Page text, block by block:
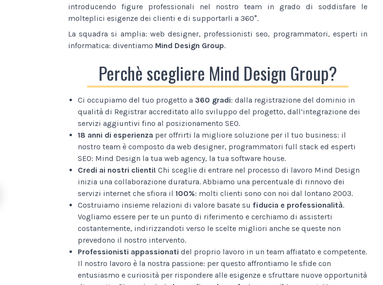
introducendo figure professionali nel nostro team in grado di soddisfare le
molteplici esigenze dei clienti e di supportarli a 360°.
La squadra si amplia: web designer, professionisti seo, programmatori, esperti in
informatica: diventiamo Mind Design Group.
Perchè scegliere Mind Design Group?
Ci occupiamo del tuo progetto a 360 gradi: dalla registrazione del dominio in
qualità di Registrar accreditato allo sviluppo del progetto, dall’integrazione dei
servizi aggiuntivi fino al posizionamento SEO.
18 anni di esperienza per offrirti la migliore soluzione per il tuo business: il
nostro team è composto da web designer, programmatori full stack ed esperti
SEO: Mind Design la tua web agency, la tua software house.
Credi ai nostri clienti! Chi sceglie di entrare nel processo di lavoro Mind Design
inizia una collaborazione duratura. Abbiamo una percentuale di rinnovo dei
servizi internet che sfiora il 100%: molti clienti sono con noi dal lontano 2003.
Costruiamo insieme relazioni di valore basate su fiducia e professionalità.
Vogliamo essere per te un punto di riferimento e cerchiamo di assisterti
costantemente, indirizzandoti verso le scelte migliori anche se queste non
prevedono il nostro intervento.
Professionisti appassionati del proprio lavoro in un team affiatato e competente.
Il nostro lavoro è la nostra passione: per questo affrontiamo le sfide con
entusiasmo e curiosità per rispondere alle esigenze e sfruttare nuove opportunità